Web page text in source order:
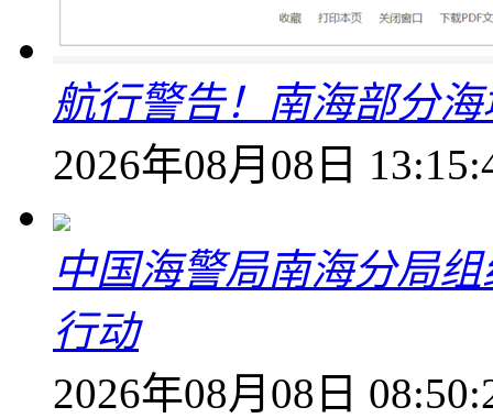
航行警告！南海部分
2026年08月08日
中国海警局南海分局
行动
2026年08月08日